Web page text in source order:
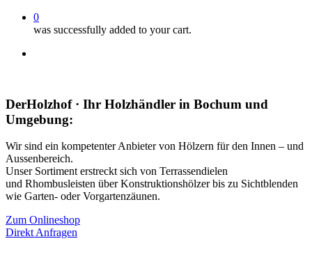
0
was successfully added to your cart.
DerHolzhof · Ihr Holzhändler in Bochum und
Umgebung:
Wir sind ein kompetenter Anbieter von Hölzern für den Innen – und
Aussenbereich.
Unser Sortiment erstreckt sich von Terrassendielen
und Rhombusleisten über Konstruktionshölzer bis zu Sichtblenden
wie Garten- oder Vorgartenzäunen.
Zum Onlineshop
Direkt Anfragen